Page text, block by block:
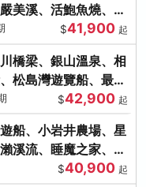
美溪、活鮑魚燒、烤
$41,900 起
橋梁、銀山溫泉、相
松島灣遊覽船、最上
$42,900 起
船、小岩井農場、星
溪流、睡魔之家、朱
$40,900 起